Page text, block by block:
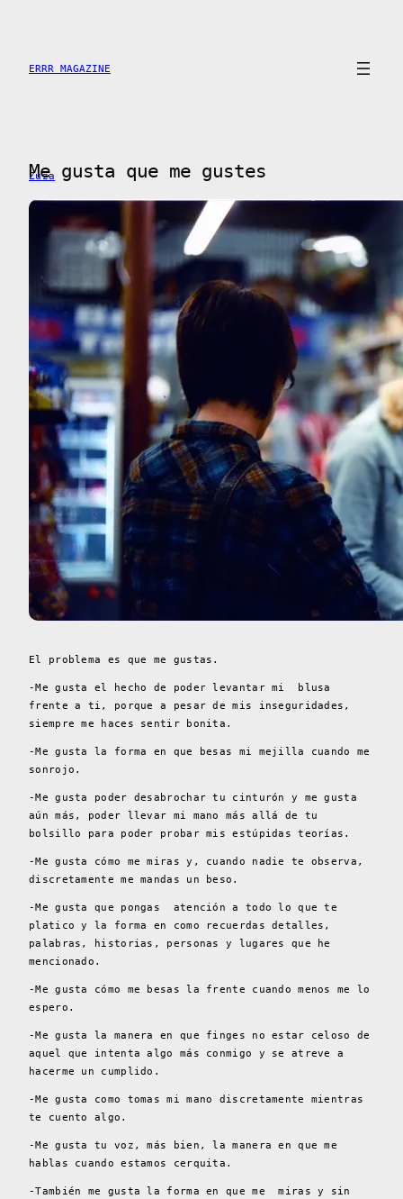
content
ERRR MAGAZINE
Me gusta que me gustes
Zuza
El problema es que me gustas.
-Me gusta el hecho de poder levantar mi blusa
frente a ti, porque a pesar de mis inseguridades,
siempre me haces sentir bonita.
-Me gusta la forma en que besas mi mejilla cuando me
sonrojo.
-Me gusta poder desabrochar tu cinturón y me gusta
aún más, poder llevar mi mano más allá de tu
bolsillo para poder probar mis estúpidas teorías.
-Me gusta cómo me miras y, cuando nadie te observa,
discretamente me mandas un beso.
-Me gusta que pongas atención a todo lo que te
platico y la forma en como recuerdas detalles,
palabras, historias, personas y lugares que he
mencionado.
-Me gusta cómo me besas la frente cuando menos me lo
espero.
-Me gusta la manera en que finges no estar celoso de
aquel que intenta algo más conmigo y se atreve a
hacerme un cumplido.
-Me gusta como tomas mi mano discretamente mientras
te cuento algo.
-Me gusta tu voz, más bien, la manera en que me
hablas cuando estamos cerquita.
-También me gusta la forma en que me miras y sin